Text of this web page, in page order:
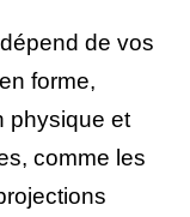
de vos
forme,
physique et
comme les